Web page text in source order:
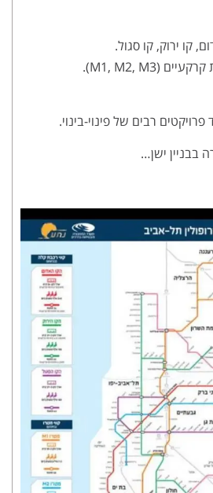
קו ירוק, קו סגול.
רבים של פינוי-בינוי.
בבניין ישן…